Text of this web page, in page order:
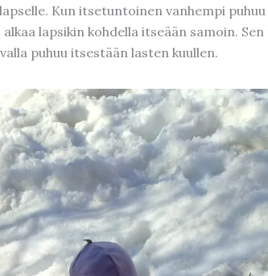
Kun itsetuntoinen vanhempi
lapsikin kohdella itseään samoin. Sen
puhuu itsestään lasten kuullen.